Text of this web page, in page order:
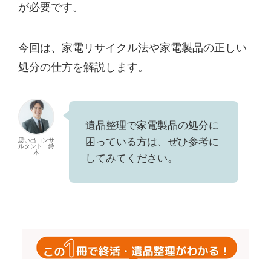
が必要です。
今回は、家電リサイクル法や家電製品の正しい
処分の仕方を解説します。
思い出コンサ
ルタント 鈴
木
遺品整理で家電製品の処分に
困っている方は、ぜひ参考に
してみてください。